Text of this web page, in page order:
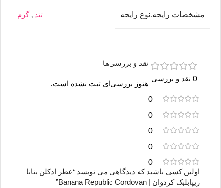
مشخصات رایحه.نوع رایحه تند , گرم
0 نقد و بررسی
0
0
0
0
0
نقد و بررسی‌ها
هنوز بررسی‌ای ثبت نشده است.
اولین کسی باشید که دیدگاهی می نویسد “عطر ادکلن بنانا
ریپابلیک کردوان | Banana Republic Cordovan”